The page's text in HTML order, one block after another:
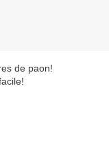
de paon!